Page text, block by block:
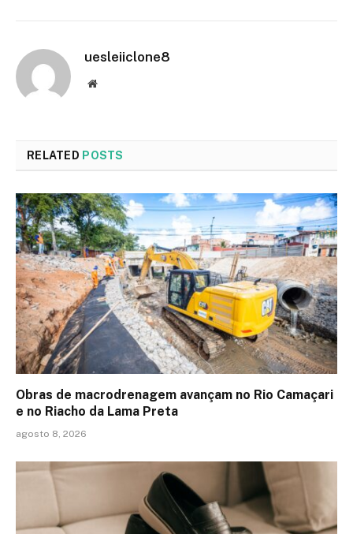
uesleiiclone8
Website
RELATED POSTS
Obras de macrodrenagem avançam no Rio Camaçari
e no Riacho da Lama Preta
agosto 8, 2026